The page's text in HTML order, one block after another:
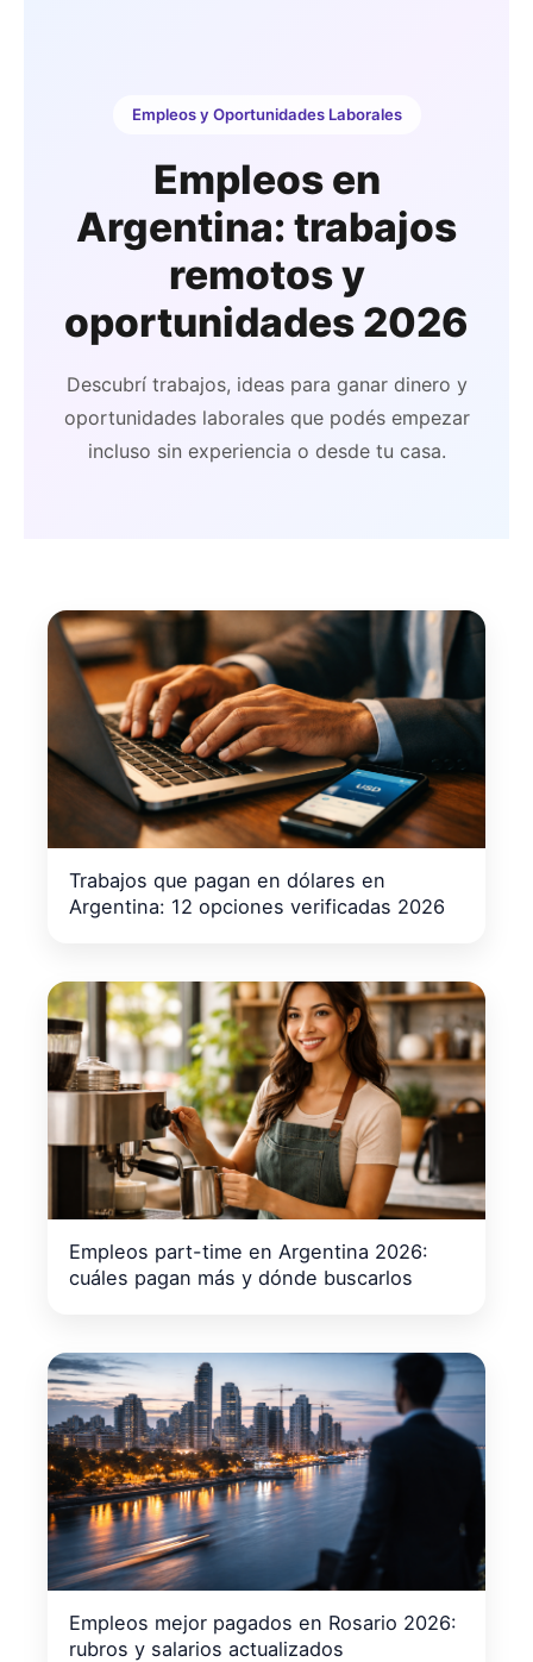
Empleos y Oportunidades Laborales
Empleos en
Argentina: trabajos
remotos y
oportunidades 2026
Descubrí trabajos, ideas para ganar dinero y
oportunidades laborales que podés empezar
incluso sin experiencia o desde tu casa.
Trabajos que pagan en dólares en
Argentina: 12 opciones verificadas 2026
Empleos part-time en Argentina 2026:
cuáles pagan más y dónde buscarlos
Empleos mejor pagados en Rosario 2026:
rubros y salarios actualizados